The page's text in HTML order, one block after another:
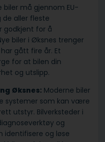
biler må gjennom EU-
de aller fleste
godkjent for å
biler i Øksnes trenger
gått fire år. Et
for at bilen din
og utslipp.
Øksnes: Moderne biler
systemer som kan være
utstyr. Bilverksteder i
og
identifisere og løse